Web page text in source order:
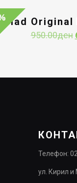
Had Original
950.00ден
Телефон:
ул. Кирил и